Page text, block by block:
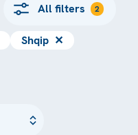
All filters 2
Shqip ✕